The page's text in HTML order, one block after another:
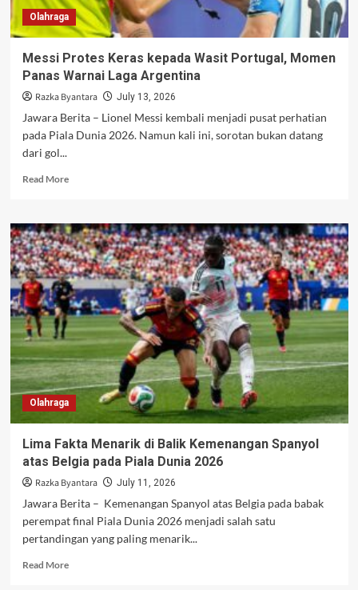
Olahraga
Messi Protes Keras kepada Wasit Portugal, Momen
Panas Warnai Laga Argentina
Razka Byantara July 13, 2026
Jawara Berita – Lionel Messi kembali menjadi pusat perhatian
pada Piala Dunia 2026. Namun kali ini, sorotan bukan datang
dari gol...
Read MoreRead
Messi
Protes
Keras
kepada
Wasit
Portugal,
Momen
Panas
Warnai
Laga
Argentina
Olahraga
Lima Fakta Menarik di Balik Kemenangan Spanyol
atas Belgia pada Piala Dunia 2026
Razka Byantara July 11, 2026
Jawara Berita – Kemenangan Spanyol atas Belgia pada babak
perempat final Piala Dunia 2026 menjadi salah satu
pertandingan yang paling menarik...
Read MoreRead